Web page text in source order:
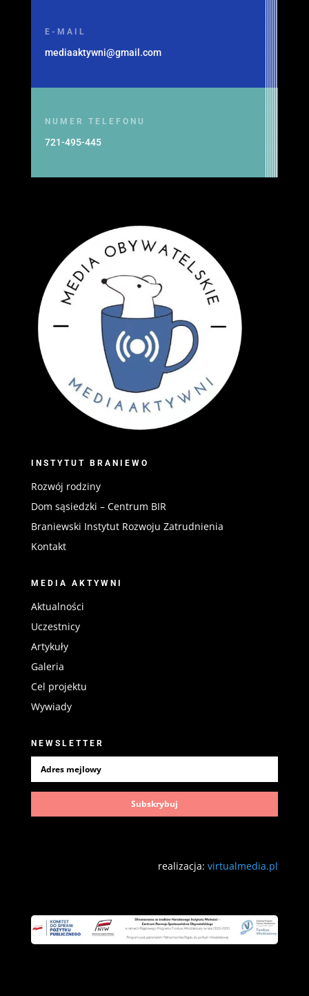
E-MAIL
mediaaktywni@gmail.com
NUMER TELEFONU
721-495-445
INSTYTUT BRANIEWO
Rozwój rodziny
Dom sąsiedzki – Centrum BIR
Braniewski Instytut Rozwoju Zatrudnienia
Kontakt
MEDIA AKTYWNI
Aktualności
Uczestnicy
Artykuły
Galeria
Cel projektu
Wywiady
NEWSLETTER
Subskrybuj
realizacja:virtualmedia.pl